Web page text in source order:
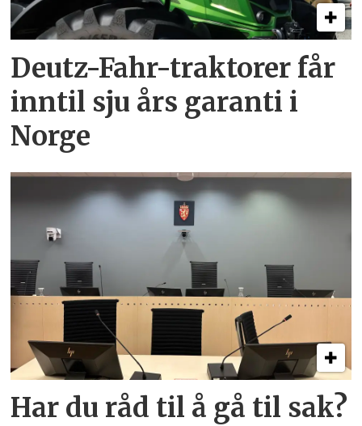
Deutz-Fahr-traktorer får
inntil sju års garanti i
Norge
Har du råd til å gå til sak?